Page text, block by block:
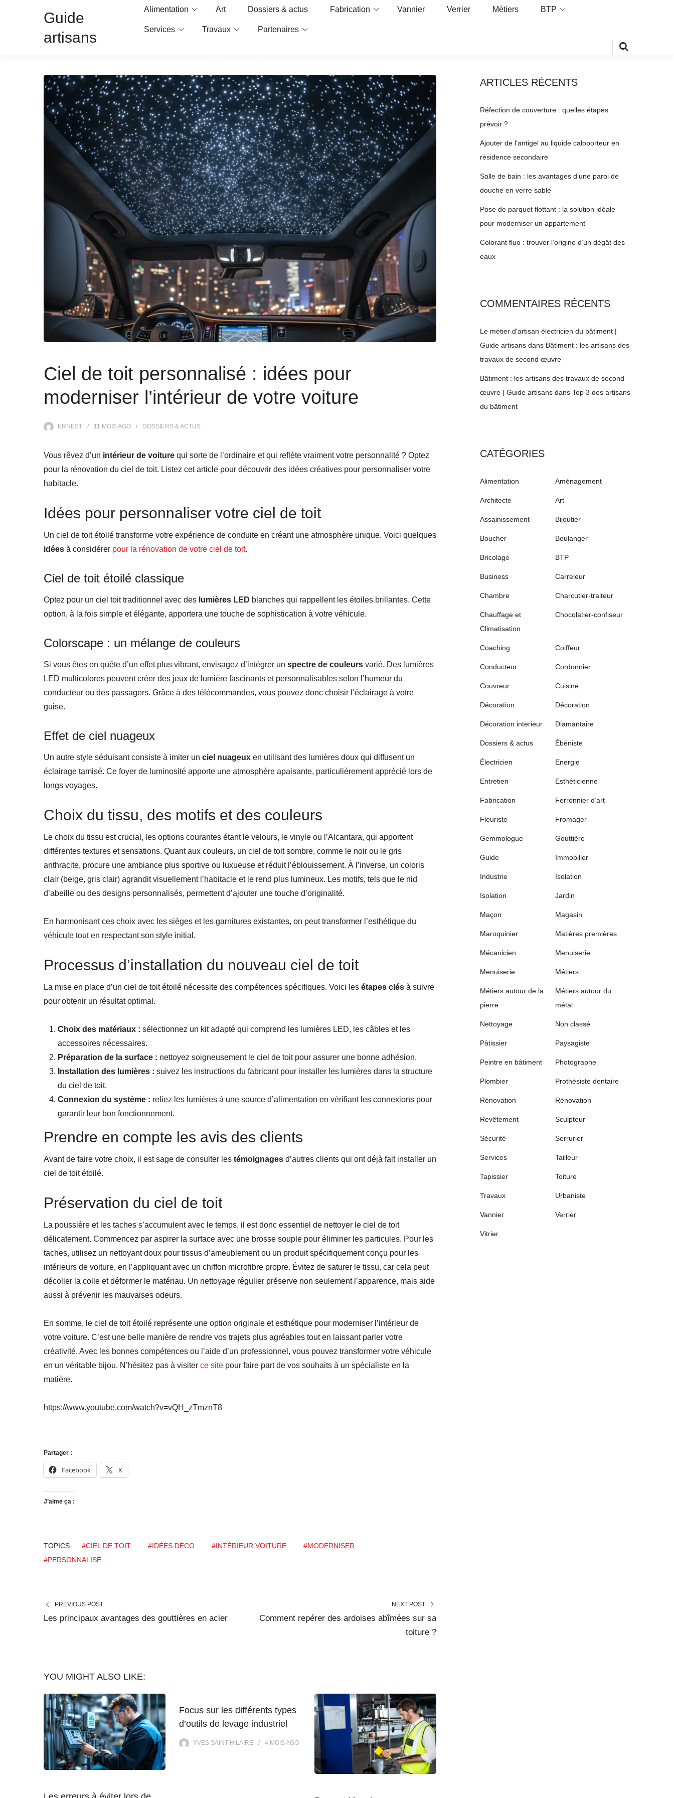
Guide
artisans
Alimentation Art Dossiers & actus Fabrication Vannier Verrier Métiers BTP
Services Travaux Partenaires
Ciel de toit personnalisé : idées pour
moderniser l’intérieur de votre voiture
ERNEST 11 MOISAGO DOSSIERS & ACTUS
Vous rêvez d’un intérieur de voiture qui sorte de l’ordinaire et qui reflète vraiment votre personnalité ? Optez
pour la rénovation du ciel de toit. Listez cet article pour découvrir des idées créatives pour personnaliser votre
habitacle.
Idées pour personnaliser votre ciel de toit
Un ciel de toit étoilé transforme votre expérience de conduite en créant une atmosphère unique. Voici quelques
idées à considérer pour la rénovation de votre ciel de toit.
Ciel de toit étoilé classique
Optez pour un ciel toit traditionnel avec des lumières LED blanches qui rappellent les étoiles brillantes. Cette
option, à la fois simple et élégante, apportera une touche de sophistication à votre véhicule.
Colorscape : un mélange de couleurs
Si vous êtes en quête d’un effet plus vibrant, envisagez d’intégrer un spectre de couleurs varié. Des lumières
LED multicolores peuvent créer des jeux de lumière fascinants et personnalisables selon l’humeur du
conducteur ou des passagers. Grâce à des télécommandes, vous pouvez donc choisir l’éclairage à votre
guise.
Effet de ciel nuageux
Un autre style séduisant consiste à imiter un ciel nuageux en utilisant des lumières doux qui diffusent un
éclairage tamisé. Ce foyer de luminosité apporte une atmosphère apaisante, particulièrement apprécié lors de
longs voyages.
Choix du tissu, des motifs et des couleurs
Le choix du tissu est crucial, les options courantes étant le velours, le vinyle ou l’Alcantara, qui apportent
différentes textures et sensations. Quant aux couleurs, un ciel de toit sombre, comme le noir ou le gris
anthracite, procure une ambiance plus sportive ou luxueuse et réduit l’éblouissement. À l’inverse, un coloris
clair (beige, gris clair) agrandit visuellement l’habitacle et le rend plus lumineux. Les motifs, tels que le nid
d’abeille ou des designs personnalisés, permettent d’ajouter une touche d’originalité.
En harmonisant ces choix avec les sièges et les garnitures existantes, on peut transformer l’esthétique du
véhicule tout en respectant son style initial.
Processus d’installation du nouveau ciel de toit
La mise en place d’un ciel de toit étoilé nécessite des compétences spécifiques. Voici les étapes clés à suivre
pour obtenir un résultat optimal.
Choix des matériaux : sélectionnez un kit adapté qui comprend les lumières LED, les câbles et les
accessoires nécessaires.
Préparation de la surface : nettoyez soigneusement le ciel de toit pour assurer une bonne adhésion.
Installation des lumières : suivez les instructions du fabricant pour installer les lumières dans la structure
du ciel de toit.
Connexion du système : reliez les lumières à une source d’alimentation en vérifiant les connexions pour
garantir leur bon fonctionnement.
Prendre en compte les avis des clients
Avant de faire votre choix, il est sage de consulter les témoignages d’autres clients qui ont déjà fait installer un
ciel de toit étoilé.
Préservation du ciel de toit
La poussière et les taches s’accumulent avec le temps, il est donc essentiel de nettoyer le ciel de toit
délicatement. Commencez par aspirer la surface avec une brosse souple pour éliminer les particules. Pour les
taches, utilisez un nettoyant doux pour tissus d’ameublement ou un produit spécifiquement conçu pour les
intérieurs de voiture, en l’appliquant avec un chiffon microfibre propre. Évitez de saturer le tissu, car cela peut
décoller la colle et déformer le matériau. Un nettoyage régulier préserve non seulement l’apparence, mais aide
aussi à prévenir les mauvaises odeurs.
En somme, le ciel de toit étoilé représente une option originale et esthétique pour moderniser l’intérieur de
votre voiture. C’est une belle manière de rendre vos trajets plus agréables tout en laissant parler votre
créativité. Avec les bonnes compétences ou l’aide d’un professionnel, vous pouvez transformer votre véhicule
en un véritable bijou. N’hésitez pas à visiter ce site pour faire part de vos souhaits à un spécialiste en la
matière.
https://www.youtube.com/watch?v=vQH_zTmznT8
Partager :
Facebook X
J’aime ça :
TOPICS #CIEL DE TOIT #IDÉES DÉCO #INTÉRIEUR VOITURE
#MODERNISER
#PERSONNALISÉ
PREVIOUS POST
Les principaux avantages des gouttières en acier
NEXT POST
Comment repérer des ardoises abîmées sur sa
toiture ?
YOU MIGHT ALSO LIKE:
Focus sur les différents types
d’outils de levage industriel
YVES SAINT-HILAIRE 4 MOISAGO
ARTICLES RÉCENTS
Réfection de couverture : quelles étapes
prévoir ?
Ajouter de l’antigel au liquide caloporteur en
résidence secondaire
Salle de bain : les avantages d’une paroi de
douche en verre sablé
Pose de parquet flottant : la solution idéale
pour moderniser un appartement
Colorant fluo : trouver l’origine d’un dégât des
eaux
COMMENTAIRES RÉCENTS
Le métier d'artisan électricien du bâtiment |
Guide artisans dans Bâtiment : les artisans des
travaux de second œuvre
Bâtiment : les artisans des travaux de second
œuvre | Guide artisans dans Top 3 des artisans
du bâtiment
CATÉGORIES
Alimentation Aménagement
Architecte Art
Assainissement Bijoutier
Boucher Boulanger
Bricolage BTP
Business Carreleur
Chambre Charcutier-traiteur
Chauffage et
Climatisation
Chocolatier-confiseur
Coaching Coiffeur
Conducteur Cordonnier
Couvreur Cuisine
Décoration Décoration
Décoration interieur Diamantaire
Dossiers & actus Ébéniste
Électricien Energie
Entretien Esthéticienne
Fabrication Ferronnier d’art
Fleuriste Fromager
Gemmologue Gouttière
Guide Immobilier
Industrie Isolation
Isolation Jardin
Maçon Magasin
Maroquinier Matières premières
Mécanicien Menuiserie
Menuiserie Métiers
Métiers autour de la
pierre
Métiers autour du
métal
Nettoyage Non classé
Pâtissier Paysagiste
Peintre en bâtiment Photographe
Plombier Prothésiste dentaire
Rénovation Rénovation
Revêtement Sculpteur
Sécurité Serrurier
Services Tailleur
Tapissier Toiture
Travaux Urbaniste
Vannier Verrier
Vitrier